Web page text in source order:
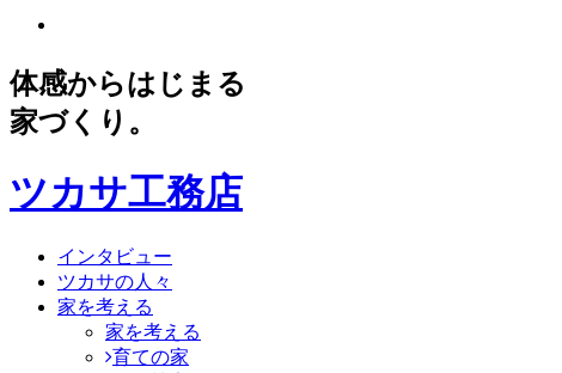
体感からはじまる
家づくり。
ツカサ工務店
インタビュー
ツカサの人々
家を考える
家を考える
育ての家